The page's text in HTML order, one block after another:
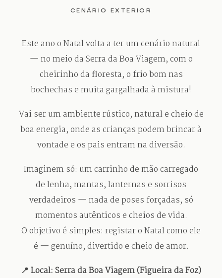
CENÁRIO EXTERIOR
Este ano o Natal volta a ter um cenário natural
— no meio da Serra da Boa Viagem, com o
cheirinho da floresta, o frio bom nas
bochechas e muita gargalhada à mistura!
Vai ser um ambiente rústico, natural e cheio de
boa energia, onde as crianças podem brincar à
vontade e os pais entram na diversão.
Imaginem só: um carrinho de mão carregado
de lenha, mantas, lanternas e sorrisos
verdadeiros — nada de poses forçadas, só
momentos autênticos e cheios de vida.
O objetivo é simples: registar o Natal como ele
é — genuíno, divertido e cheio de amor.
📍 Local: Serra da Boa Viagem (Figueira da Foz)